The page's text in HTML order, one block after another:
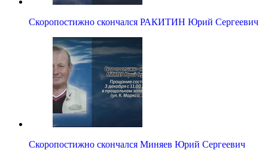
Скоропостижно скончался РАКИТИН Юрий Сергеевич
Скоропостижно скончался Миняев Юрий Сергеевич